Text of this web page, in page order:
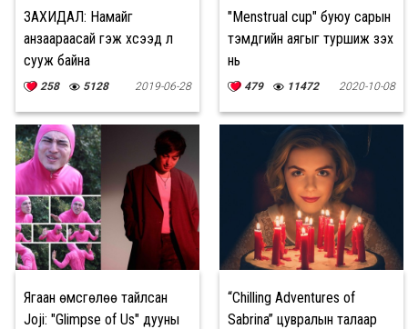
ЗАХИДАЛ: Намайг
анзаараасай гэж хүсээд л
сууж байна
258 5128 2019-06-28
"Menstrual cup" буюу сарын
тэмдгийн аягыг туршиж үзэх
нь
479 11472 2020-10-08
Ягаан өмсгөлөө тайлсан
Joji: "Glimpse of Us" дууны
“Chilling Adventures of
Sabrina” цувралын талаар